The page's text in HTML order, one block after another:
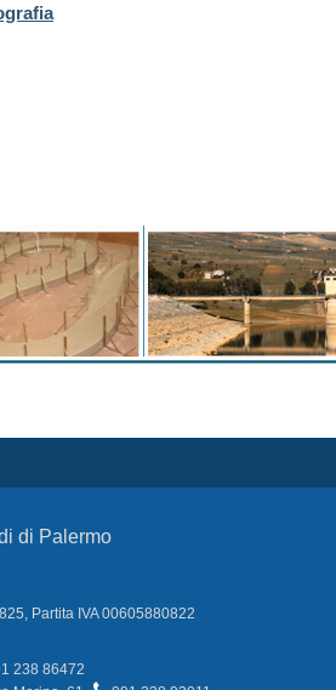
di Palermo
Partita IVA 00605880822
238 86472